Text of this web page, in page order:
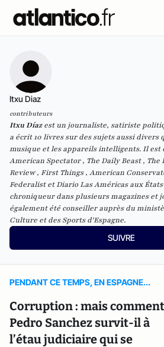
Itxu Diaz
contributeurs
Itxu Díazest un journaliste, satiriste
a écrit 10 livres sur des sujets aussi divers
musique et les appareils intelligents. Il est
American Spectator , The Daily Beast ,
Review , First Things , American
Federalist et Diario Las Américas aux
chroniqueur dans plusieurs magazines et
également été conseiller auprès du
Culture et des Sports d'Espagne.
SUIVRE
PENDANT CE TEMPS, EN ESPAGNE...
Corruption : mais comment
Pedro Sanchez survit-il à
l’étau judiciaire qui se